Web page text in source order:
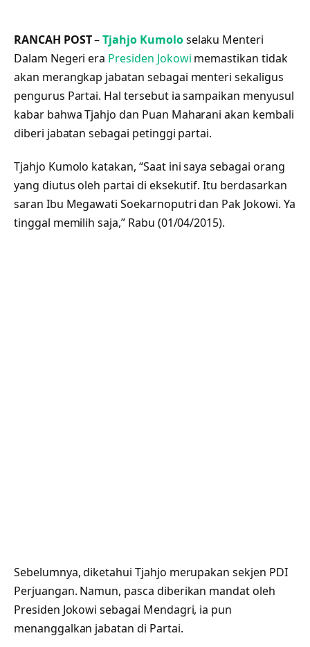
RANCAH POST–Tjahjo Kumoloselaku Menteri
Dalam Negeri era Presiden Jokowi memastikan tidak
akan merangkap jabatan sebagai menteri sekaligus
pengurus Partai. Hal tersebut ia sampaikan menyusul
kabar bahwa Tjahjo dan Puan Maharani akan kembali
diberi jabatan sebagai petinggi partai.
Tjahjo Kumolo katakan, “Saat ini saya sebagai orang
yang diutus oleh partai di eksekutif. Itu berdasarkan
saran Ibu Megawati Soekarnoputri dan Pak Jokowi. Ya
tinggal memilih saja,” Rabu (01/04/2015).
Sebelumnya, diketahui Tjahjo merupakan sekjen PDI
Perjuangan. Namun, pasca diberikan mandat oleh
Presiden Jokowi sebagai Mendagri, ia pun
menanggalkan jabatan di Partai.